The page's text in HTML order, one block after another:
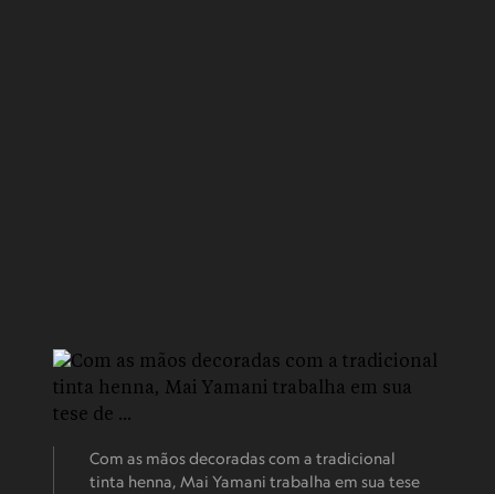
Com as mãos decoradas com a tradicional
tinta henna, Mai Yamani trabalha em sua tese